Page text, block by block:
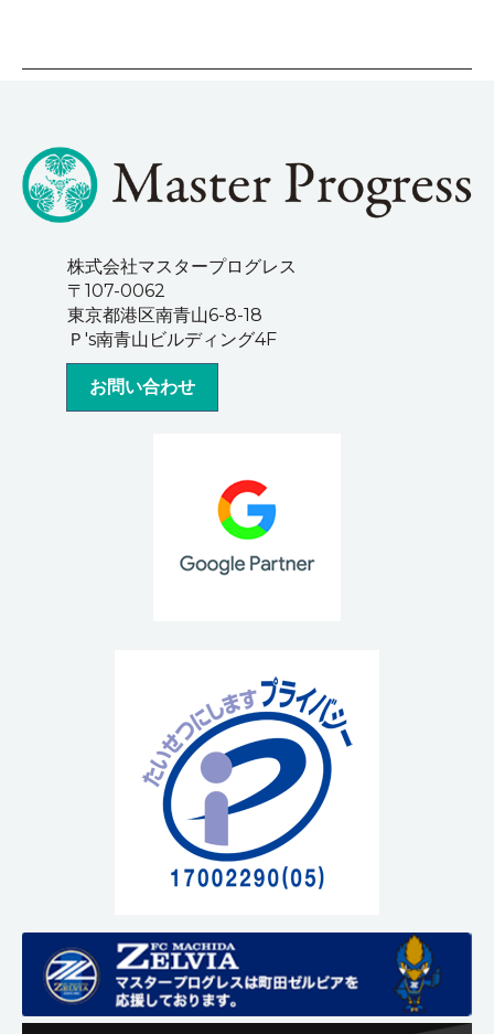
株式会社マスタープログレス
〒107-0062
東京都港区南青山6-8-18
Ｐ's南青山ビルディング4F
お問い合わせ